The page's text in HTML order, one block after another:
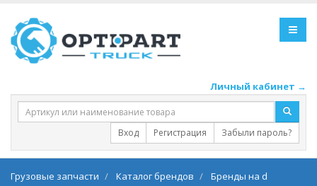
Личный кабинет →
Вход Регистрация Забыли пароль?
Грузовые запчасти Каталог брендов
Бренды на d